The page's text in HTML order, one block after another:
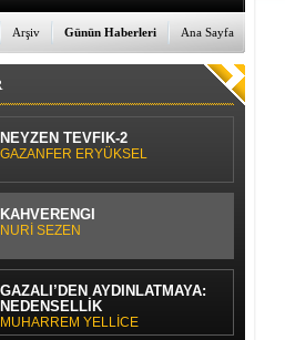
Euro
55.1258
%0
Ana Sayfa
Günün Haberleri
Arşiv
NEYZEN TEVFİK-2
GAZANFER ERYÜKSEL
KAHVERENGİ
NURİ SEZEN
GAZÂLÎ’DEN AYDINLATMAYA:
NEDENSELLİK
MUHARREM YELLİCE